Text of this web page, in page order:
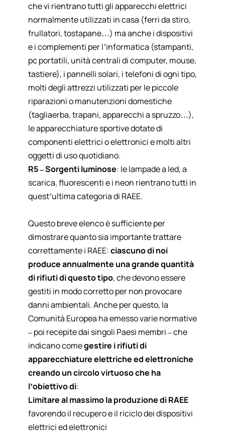
che vi rientrano tutti gli apparecchi elettrici
normalmente utilizzati in casa (ferri da stiro,
frullatori, tostapane…) ma anche i dispositivi
e i complementi per l’informatica (stampanti,
pc portatili, unità centrali di computer, mouse,
tastiere), i pannelli solari, i telefoni di ogni tipo,
molti degli attrezzi utilizzati per le piccole
riparazioni o manutenzioni domestiche
(tagliaerba, trapani, apparecchi a spruzzo…),
le apparecchiature sportive dotate di
componenti elettrici o elettronici e molti altri
oggetti di uso quotidiano.
R5 – Sorgenti luminose: le lampade a led, a
scarica, fluorescenti e i neon rientrano tutti in
quest’ultima categoria di RAEE.
Questo breve elenco è sufficiente per
dimostrare quanto sia importante trattare
correttamente i RAEE:ciascuno di noi
produce annualmente una grande quantità
di rifiuti di questo tipo, che devono essere
gestiti in modo corretto per non provocare
danni ambientali. Anche per questo, la
Comunità Europea ha emesso varie normative
– poi recepite dai singoli Paesi membri – che
indicano comegestire i rifiuti di
apparecchiature elettriche ed elettroniche
creando un circolo virtuoso che ha
l’obiettivo di:
Limitare al massimo la produzione di RAEE
favorendo il recupero e il riciclo dei dispositivi
elettrici ed elettronici